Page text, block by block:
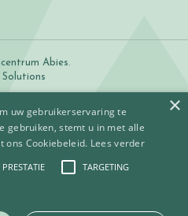
Abies.
Solutions
voorwaarden
×
uw gebruikerservaring te
gebruiken, stemt u in met alle
ons Cookiebeleid. Lees verder
PRESTATIE TARGETING